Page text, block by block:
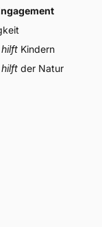
hilft Kindern
hilft der Natur